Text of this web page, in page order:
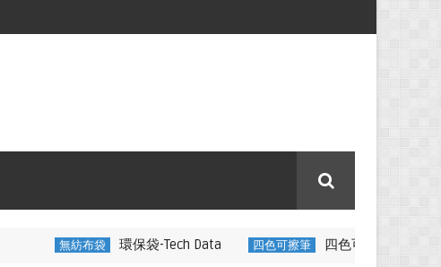
環保袋-Tech Data 四色可擦筆 四色可擦筆-百通電纜